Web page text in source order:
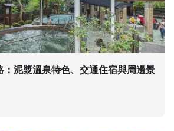
：泥漿溫泉特色、交通住宿與周邊景